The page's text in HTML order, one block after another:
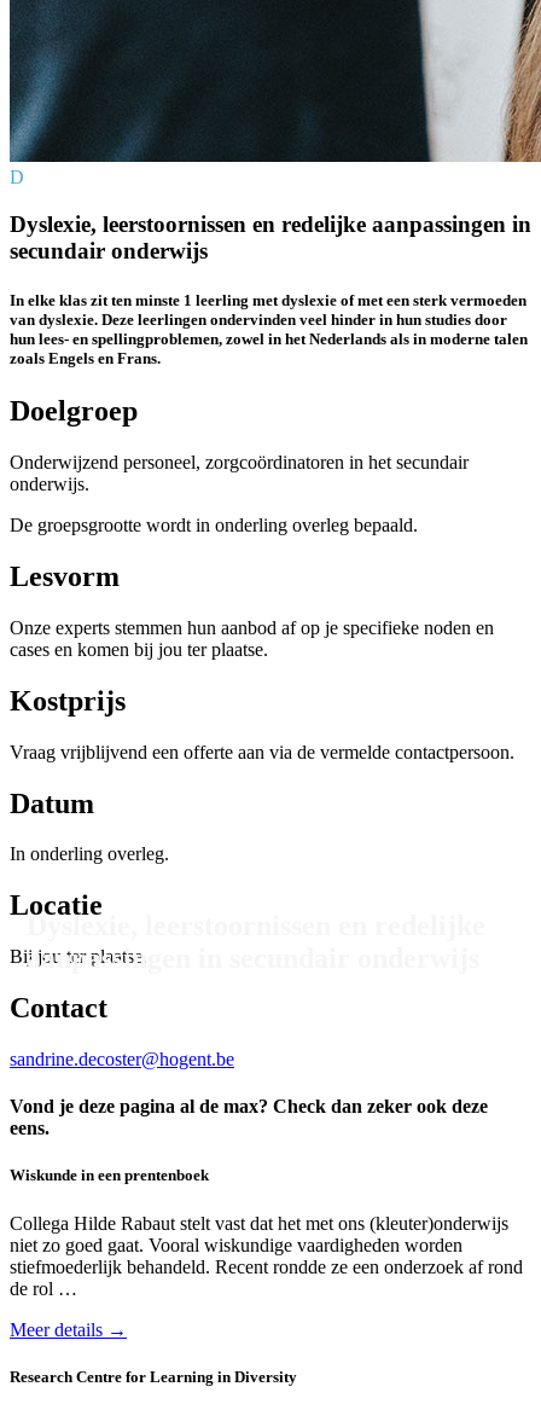
aanpassingen in secundair onderwijs
D
Dyslexie, leerstoornissen en redelijke aanpassingen in
secundair onderwijs
In elke klas zit ten minste 1 leerling met dyslexie of met een sterk vermoeden
van dyslexie. Deze leerlingen ondervinden veel hinder in hun studies door
hun lees- en spelling­problemen, zowel in het Nederlands als in moderne talen
zoals Engels en Frans.
Doelgroep
Onderwijzend personeel, zorgcoördinatoren in het secundair
onderwijs.
De groepsgrootte wordt in onderling overleg bepaald.
Lesvorm
Onze experts stemmen hun aanbod af op je specifieke noden en
cases en komen bij jou ter plaatse.
Kostprijs
Vraag vrijblijvend een offerte aan via de vermelde contactpersoon.
Datum
In onderling overleg.
Locatie
Bij jou ter plaatse.
Contact
sandrine.decoster@hogent.be
Vond je deze pagina al de max? Check dan zeker ook deze
eens.
Wiskunde in een prentenboek
Collega Hilde Rabaut stelt vast dat het met ons (kleuter)onderwijs
niet zo goed gaat. Vooral wiskundige vaardigheden worden
stiefmoederlijk behandeld. Recent rondde ze een onderzoek af rond
de rol …
Meer details →
Research Centre for Learning in Diversity